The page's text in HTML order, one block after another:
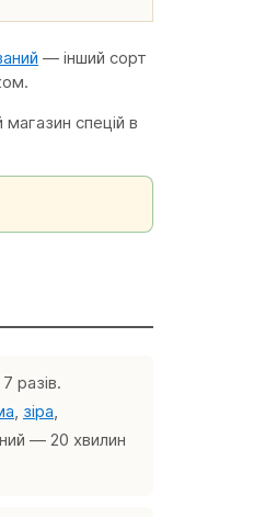
— інший сорт
спецій в
разів.
, зіра,
— 20 хвилин